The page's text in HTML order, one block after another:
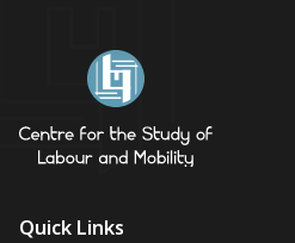
Quick Links